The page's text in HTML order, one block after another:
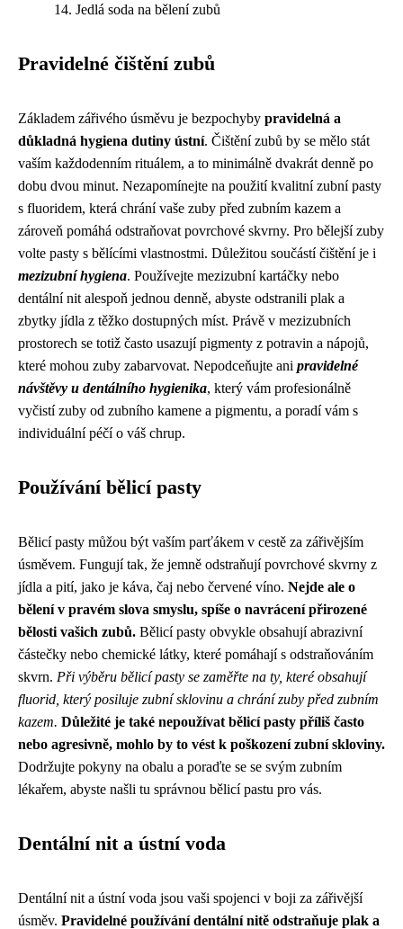
Jedlá soda na bělení zubů
Pravidelné čištění zubů
Základem zářivého úsměvu je bezpochyby pravidelná a
důkladná hygiena dutiny ústní. Čištění zubů by se mělo stát
vaším každodenním rituálem, a to minimálně dvakrát denně po
dobu dvou minut. Nezapomínejte na použití kvalitní zubní pasty
s fluoridem, která chrání vaše zuby před zubním kazem a
zároveň pomáhá odstraňovat povrchové skvrny. Pro bělejší zuby
volte pasty s bělícími vlastnostmi. Důležitou součástí čištění je i
mezizubní hygiena. Používejte mezizubní kartáčky nebo
dentální nit alespoň jednou denně, abyste odstranili plak a
zbytky jídla z těžko dostupných míst. Právě v mezizubních
prostorech se totiž často usazují pigmenty z potravin a nápojů,
které mohou zuby zabarvovat. Nepodceňujte ani pravidelné
návštěvy u dentálního hygienika, který vám profesionálně
vyčistí zuby od zubního kamene a pigmentu, a poradí vám s
individuální péčí o váš chrup.
Používání bělicí pasty
Bělicí pasty můžou být vaším parťákem v cestě za zářivějším
úsměvem. Fungují tak, že jemně odstraňují povrchové skvrny z
jídla a pití, jako je káva, čaj nebo červené víno. Nejde ale o
bělení v pravém slova smyslu, spíše o navrácení přirozené
bělosti vašich zubů. Bělicí pasty obvykle obsahují abrazivní
částečky nebo chemické látky, které pomáhají s odstraňováním
skvrn. Při výběru bělicí pasty se zaměřte na ty, které obsahují
fluorid, který posiluje zubní sklovinu a chrání zuby před zubním
kazem. Důležité je také nepoužívat bělicí pasty příliš často
nebo agresivně, mohlo by to vést k poškození zubní skloviny.
Dodržujte pokyny na obalu a poraďte se se svým zubním
lékařem, abyste našli tu správnou bělicí pastu pro vás.
Dentální nit a ústní voda
Dentální nit a ústní voda jsou vaši spojenci v boji za zářivější
úsměv. Pravidelné používání dentální nitě odstraňuje plak a